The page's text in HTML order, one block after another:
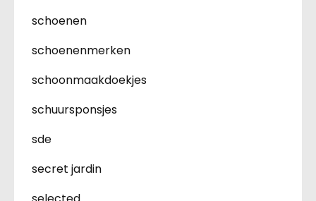
schoenen
schoenenmerken
schoonmaakdoekjes
schuursponsjes
sde
secret jardin